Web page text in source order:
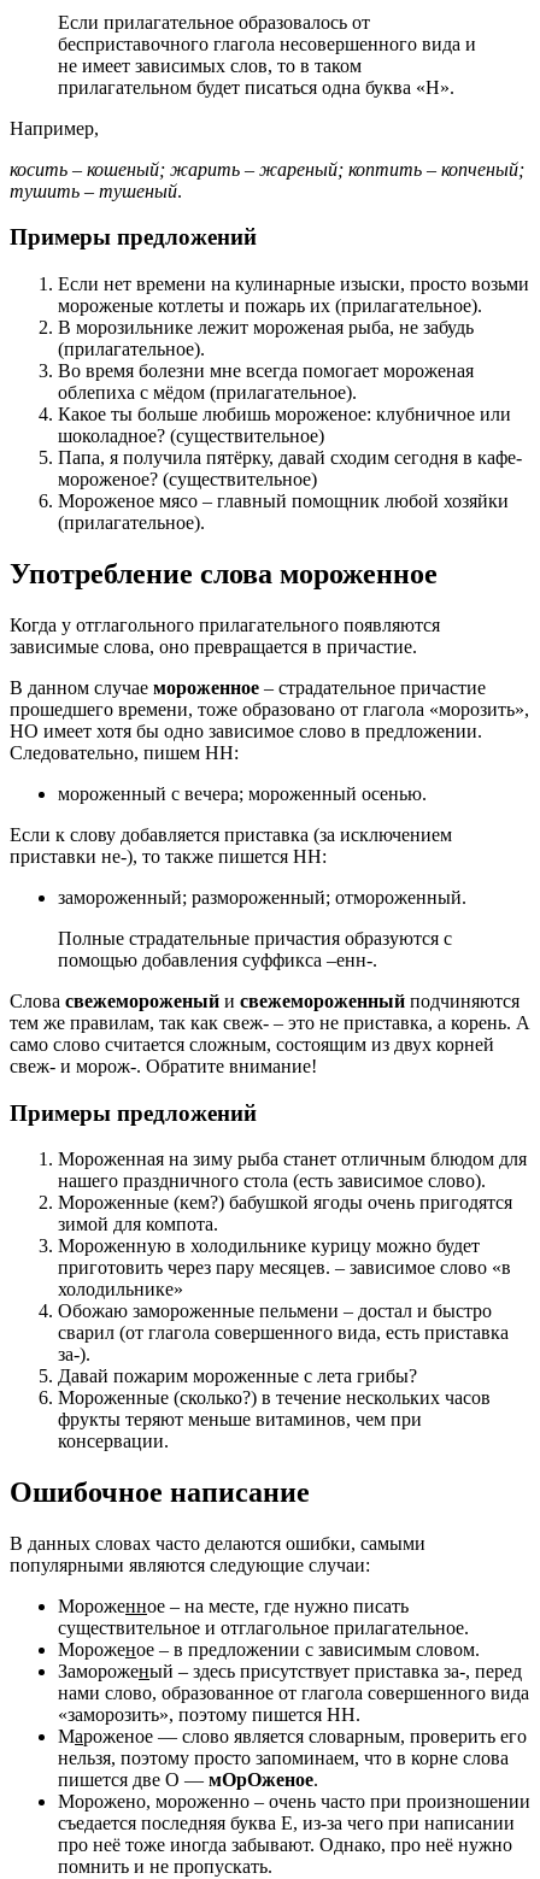
Если прилагательное образовалось от
бесприставочного глагола несовершенного вида и
не имеет зависимых слов, то в таком
прилагательном будет писаться одна буква «Н».
Например,
косить – кошеный; жарить – жареный; коптить – копченый;
тушить – тушеный.
Примеры предложений
Если нет времени на кулинарные изыски, просто возьми
мороженые котлеты и пожарь их (прилагательное).
В морозильнике лежит мороженая рыба, не забудь
(прилагательное).
Во время болезни мне всегда помогает мороженая
облепиха с мёдом (прилагательное).
Какое ты больше любишь мороженое: клубничное или
шоколадное? (существительное)
Папа, я получила пятёрку, давай сходим сегодня в кафе-
мороженое? (существительное)
Мороженое мясо – главный помощник любой хозяйки
(прилагательное).
Употребление слова мороженное
Когда у отглагольного прилагательного появляются
зависимые слова, оно превращается в причастие.
В данном случае мороженное – страдательное причастие
прошедшего времени, тоже образовано от глагола «морозить»,
НО имеет хотя бы одно зависимое слово в предложении.
Следовательно, пишем НН:
мороженный с вечера; мороженный осенью.
Если к слову добавляется приставка (за исключением
приставки не-), то также пишется НН:
замороженный; размороженный; отмороженный.
Полные страдательные причастия образуются с
помощью добавления суффикса –енн-.
Слова свежемороженый и свежемороженный подчиняются
тем же правилам, так как свеж- – это не приставка, а корень. А
само слово считается сложным, состоящим из двух корней
свеж- и морож-. Обратите внимание!
Примеры предложений
Мороженная на зиму рыба станет отличным блюдом для
нашего праздничного стола (есть зависимое слово).
Мороженные (кем?) бабушкой ягоды очень пригодятся
зимой для компота.
Мороженную в холодильнике курицу можно будет
приготовить через пару месяцев. – зависимое слово «в
холодильнике»
Обожаю замороженные пельмени – достал и быстро
сварил (от глагола совершенного вида, есть приставка
за-).
Давай пожарим мороженные с лета грибы?
Мороженные (сколько?) в течение нескольких часов
фрукты теряют меньше витаминов, чем при
консервации.
Ошибочное написание
В данных словах часто делаются ошибки, самыми
популярными являются следующие случаи:
Мороженное – на месте, где нужно писать
существительное и отглагольное прилагательное.
Мороженое – в предложении с зависимым словом.
Замороженый – здесь присутствует приставка за-, перед
нами слово, образованное от глагола совершенного вида
«заморозить», поэтому пишется НН.
Мароженое — слово является словарным, проверить его
нельзя, поэтому просто запоминаем, что в корне слова
пишется две О — мОрОженое.
Морожено, мороженно – очень часто при произношении
съедается последняя буква Е, из-за чего при написании
про неё тоже иногда забывают. Однако, про неё нужно
помнить и не пропускать.